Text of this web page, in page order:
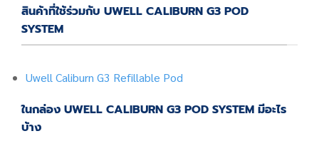
สินค้าที่ใช้ร่วมกับ UWELL CALIBURN G3 POD
SYSTEM
Uwell Caliburn G3 Refillable Pod
ในกล่อง UWELL CALIBURN G3 POD SYSTEM มีอะไร
บ้าง